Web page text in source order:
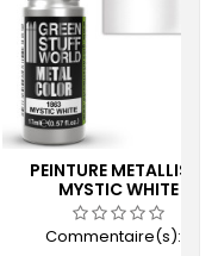
PEINTURE METALLISEE
MYSTIC WHITE
Commentaire(s):